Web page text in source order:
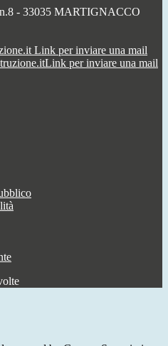
- 33035 MARTIGNACCO
Link per inviare una mail
Link per inviare una mail